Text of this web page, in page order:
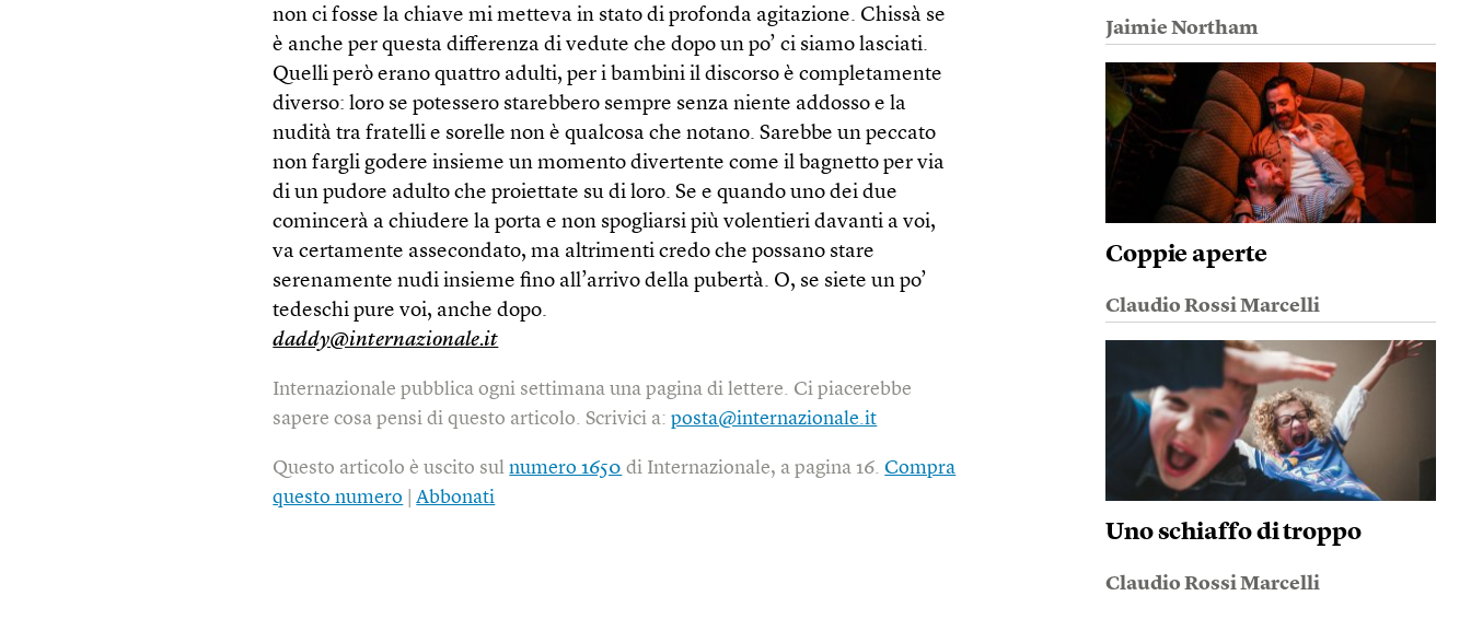
non ci fosse la chiave mi metteva in stato di profonda agitazione. Chissà se
è anche per questa differenza di vedute che dopo un po’ ci siamo lasciati.
Quelli però erano quattro adulti, per i bambini il discorso è completamente
diverso: loro se potessero starebbero sempre senza niente addosso e la
nudità tra fratelli e sorelle non è qualcosa che notano. Sarebbe un peccato
non fargli godere insieme un momento divertente come il bagnetto per via
di un pudore adulto che proiettate su di loro. Se e quando uno dei due
comincerà a chiudere la porta e non spogliarsi più volentieri davanti a voi,
va certamente assecondato, ma altrimenti credo che possano stare
serenamente nudi insieme fino all’arrivo della pubertà. O, se siete un po’
tedeschi pure voi, anche dopo.
daddy@internazionale.it
Internazionale pubblica ogni settimana una pagina di lettere. Ci piacerebbe
sapere cosa pensi di questo articolo. Scrivici a:posta@internazionale.it
Questo articolo è uscito sulnumero 1650 di Internazionale, a pagina 16.Compra
questo numero |Abbonati
Jaimie Northam
Coppie aperte
Claudio Rossi Marcelli
Uno schiaffo di troppo
Claudio Rossi Marcelli